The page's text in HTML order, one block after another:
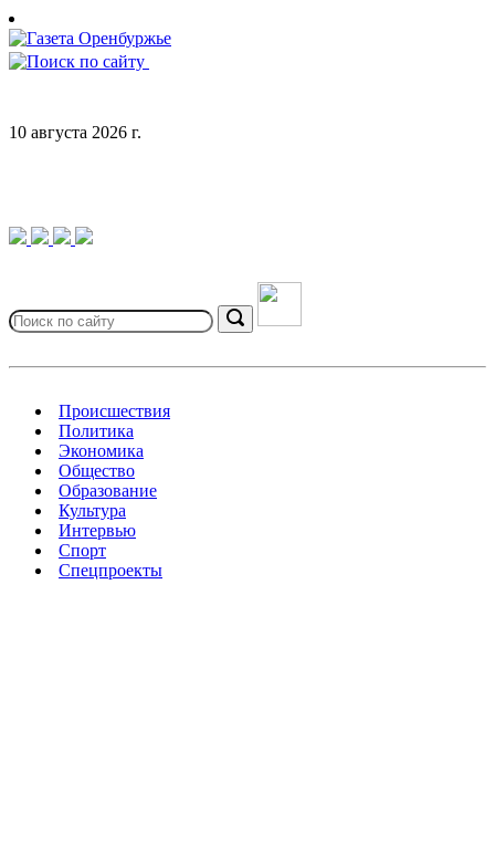
Skip
to
content
10 августа 2026 г.
for:
Search
Происшествия
Политика
Экономика
Общество
Образование
Культура
Интервью
Спорт
Спецпроекты